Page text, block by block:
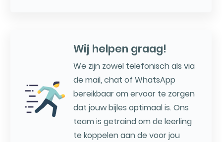
Wij helpen graag!
We zijn zowel telefonisch als via
de mail, chat of WhatsApp
bereikbaar om ervoor te zorgen
dat jouw bijles optimaal is. Ons
team is getraind om de leerling
te koppelen aan de voor jou